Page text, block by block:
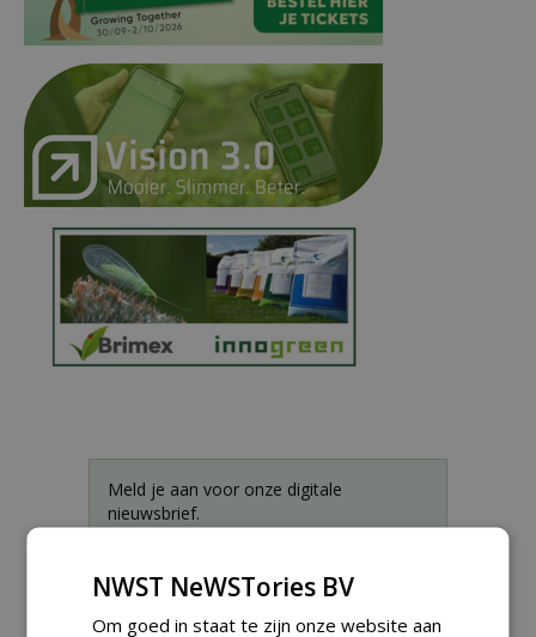
Meld je aan voor onze digitale
nieuwsbrief.
NWST NeWSTories BV
Om goed in staat te zijn onze website aan